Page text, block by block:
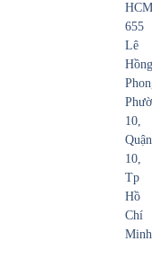
655
Lê
Hồng
10,
Quận
10,
Tp
Hồ
Chí
Minh